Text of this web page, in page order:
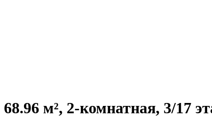
68.96 м², 2-комнатная, 3/17